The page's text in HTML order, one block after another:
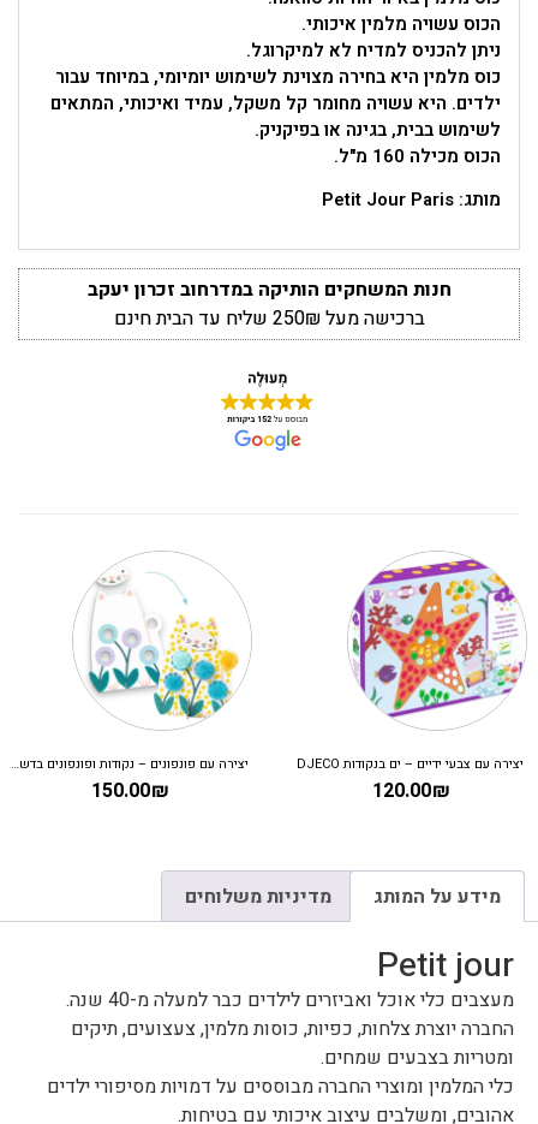
הכוס עשויה מלמין איכותי.
ניתן להכניס למדיח לא למיקרוגל.
כוס מלמין היא בחירה מצוינת לשימוש יומיומי, במיוחד עבור
ילדים. היא עשויה מחומר קל משקל, עמיד ואיכותי, המתאים
לשימוש בבית, בגינה או בפיקניק.
הכוס מכילה 160 מ"ל.
מותג: Petit Jour Paris
חנות המשחקים הותיקה במדרחוב זכרון יעקב
ברכישה מעל 250₪ שליח עד הבית חינם
יצירה עם צבעי ידיים – ים בנקודות DJECO
120.00₪
יצירה עם פונפונים – נקודות ופונפונים בדשא DJECO
150.00₪
מידע על המותג מדיניות משלוחים
Petit jour
מעצבים כלי אוכל ואביזרים לילדים כבר למעלה מ-40 שנה.
החברה יוצרת צלחות, כפיות, כוסות מלמין, צעצועים, תיקים
ומטריות בצבעים שמחים.
כלי המלמין ומוצרי החברה מבוססים על דמויות מסיפורי ילדים
אהובים, ומשלבים עיצוב איכותי עם בטיחות.